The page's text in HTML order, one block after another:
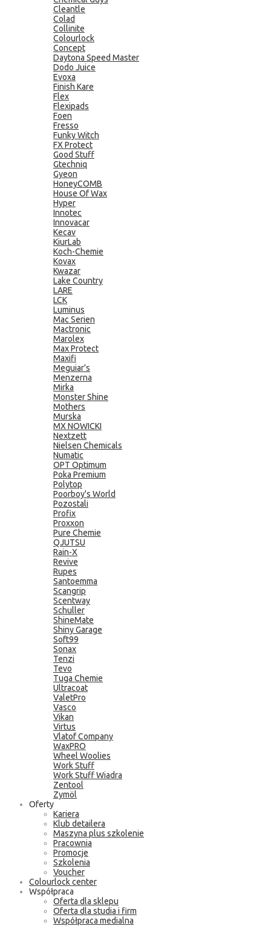
Cleantle
Colad
Collinite
Colourlock
Concept
Daytona Speed Master
Dodo Juice
Evoxa
Finish Kare
Flex
Flexipads
Foen
Fresso
Funky Witch
FX Protect
Good Stuff
Gtechniq
Gyeon
HoneyCOMB
House Of Wax
Hyper
Innotec
Innovacar
Kecav
KiurLab
Koch-Chemie
Kovax
Kwazar
Lake Country
LARE
LCK
Luminus
Mac Serien
Mactronic
Marolex
Max Protect
Maxifi
Meguiar's
Menzerna
Mirka
Monster Shine
Mothers
Murska
MX NOWICKI
Nextzett
Nielsen Chemicals
Numatic
OPT Optimum
Poka Premium
Polytop
Poorboy's World
Pozostali
Profix
Proxxon
Pure Chemie
QJUTSU
Rain-X
Revive
Rupes
Santoemma
Scangrip
Scentway
Schuller
ShineMate
Shiny Garage
Soft99
Sonax
Tenzi
Tevo
Tuga Chemie
Ultracoat
ValetPro
Vasco
Vikan
Virtus
Vlatof Company
WaxPRO
Wheel Woolies
Work Stuff
Work Stuff Wiadra
Zentool
Zymöl
Oferty
Kariera
Klub detailera
Maszyna plus szkolenie
Pracownia
Promocje
Szkolenia
Voucher
Colourlock center
Współpraca
Oferta dla sklepu
Oferta dla studia i firm
Współpraca medialna